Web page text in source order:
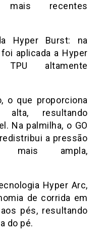
recentes
Hyper Burst: na
aplicada a Hyper
altamente
o que proporciona
alta, resultando
Na palmilha, o GO
a pressão
ampla,
Hyper Arc,
de corrida em
pés, resultando
do pé.